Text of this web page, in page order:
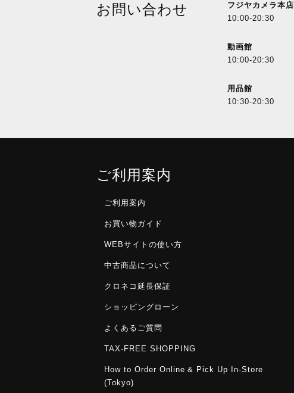
お問い合わせ
フジヤカメラ本店
10:00-20:30
動画館
10:00-20:30
用品館
10:30-20:30
ご利用案内
ご利用案内
お買い物ガイド
WEBサイトの使い方
中古商品について
クロネコ延長保証
ショッピングローン
よくあるご質問
TAX-FREE SHOPPING
How to Order Online & Pick Up In-Store
(Tokyo)